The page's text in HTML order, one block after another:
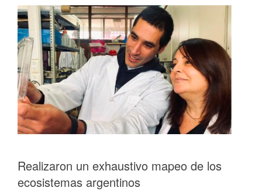
Realizaron un exhaustivo mapeo de los
ecosistemas argentinos